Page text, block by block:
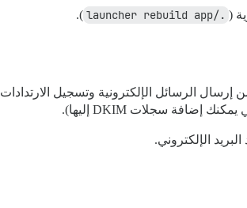
./launcher rebuild app
).
إرسال الرسائل الإلكترونية وتسجيل الارتدادات